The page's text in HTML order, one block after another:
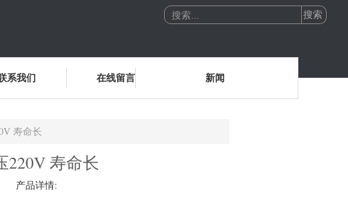
系我们 在线留言 新闻
寿命长
220V 寿命长
产品详情: